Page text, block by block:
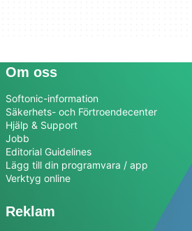
Om oss
Softonic-information
Säkerhets- och Förtroendecenter
Hjälp & Support
Jobb
Editorial Guidelines
Lägg till din programvara / app
Verktyg online
Reklam